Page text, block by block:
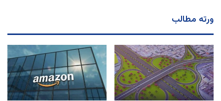
او
عریضې
ورته مطالب